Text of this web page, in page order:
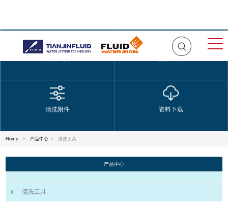
清洗附件 资料下载
Home > 产品中心 > 清洗工具
产品中心
清洗工具